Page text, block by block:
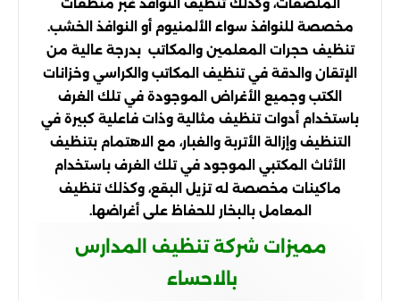
الملصقات، وكذلك تنظيف النوافذ غبر منظفات
مخصصة للنوافذ سواء الألمنيوم أو النوافذ الخشب.
تنظيف حجرات المعلمين والمكاتب بدرجة عالية من
الإتقان والدقة في تنظيف المكاتب والكراسي وخزانات
الكتب وجميع الأغراض الموجودة في تلك الغرف
باستخدام أدوات تنظيف مثالية وذات فاعلية كبيرة في
التنظيف وإزالة الأتربة والغبار، مع الاهتمام بتنظيف
الأثاث المكتبي الموجود في تلك الغرف باستخدام
ماكينات مخصصة له تزيل البقع، وكذلك تنظيف
المعامل بالبخار للحفاظ على أغراضها.
مميزات شركة تنظيف المدارس
بالاحساء